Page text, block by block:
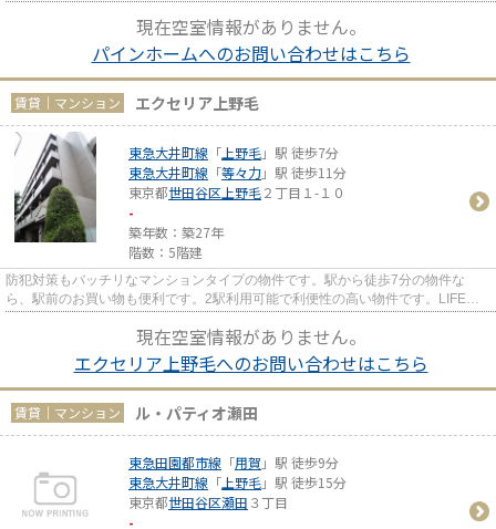
現在空室情報がありません。
パインホームへのお問い合わせはこちら
賃貸｜マンション エクセリア上野毛
東急大井町線 「 上野毛」駅 徒歩7分
東急大井町線 「等々力」駅 徒歩11分
東京都世田谷区 上野毛２丁目１-１０
-
築年数：築27年
階数：5階建
防犯対策もバッチリなマンションタイプの物件です。駅から徒歩7分の物件な
ら、駅前のお買い物も便利です。2駅利用可能で利便性の高い物件です。LIFE
現在空室情報がありません。
エクセリア上野毛へのお問い合わせはこちら
賃貸｜マンション ル・パティオ瀬田
東急田園都市線 「用賀 」駅 徒歩9分
東急大井町線 「 上野毛」駅 徒歩15分
東京都世田谷区瀬田 ３丁目
-